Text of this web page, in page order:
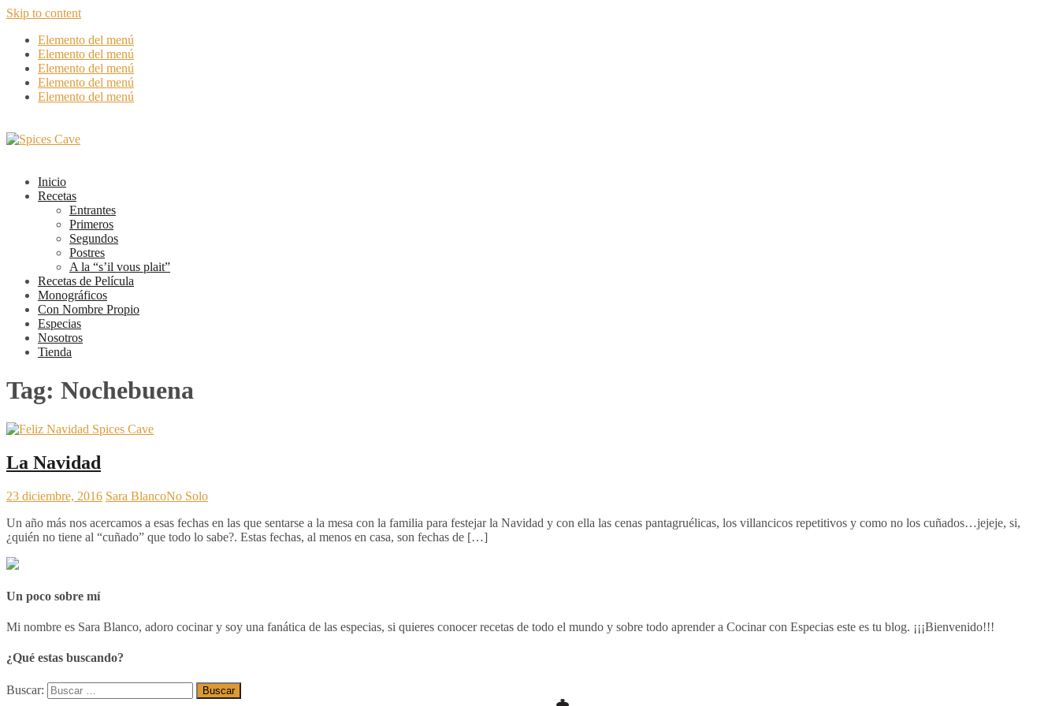
Skip to content
Elemento del menú
Elemento del menú
Elemento del menú
Elemento del menú
Elemento del menú
Inicio
Recetas
Entrantes
Primeros
Segundos
Postres
A la “s’il vous plait”
Recetas de Película
Monográficos
Con Nombre Propio
Especias
Nosotros
Tienda
Tag: Nochebuena
La Navidad
23 diciembre, 2016 Sara BlancoNo Solo
Un año más nos acercamos a esas fechas en las que sentarse a la mesa con la familia para festejar la Navidad y con ella las cenas pantagruélicas, los villancicos repetitivos y como no los cuñados…jejeje, si,
¿quién no tiene al “cuñado” que todo lo sabe?. Estas fechas, al menos en casa, son fechas de […]
Un poco sobre mí
Mi nombre es Sara Blanco, adoro cocinar y soy una fanática de las especias, si quieres conocer recetas de todo el mundo y sobre todo aprender a Cocinar con Especias este es tu blog. ¡¡¡Bienvenido!!!
¿Qué estas buscando?
Buscar: